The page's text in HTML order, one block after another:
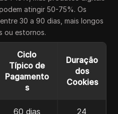
atingir 50-75%. Os
30 a 90 dias, mais longos
ou estornos.
Ciclo
Típico de
Pagamento
s
Duração
dos
Cookies
60 dias
24